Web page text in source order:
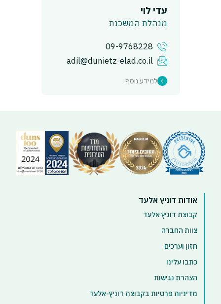
עדי לוי
מנהלת המשכנת
09-9768228
adil@dunietz-elad.co.il
למידע נוסף
אודות דוניץ אלעד
קבוצת דוניץ אלעד
צוות החברה
חזון וערכים
כתבו עלינו
הצהרת נגישות
מדיניות פרטיות בקבוצת דוניץ-אלעד